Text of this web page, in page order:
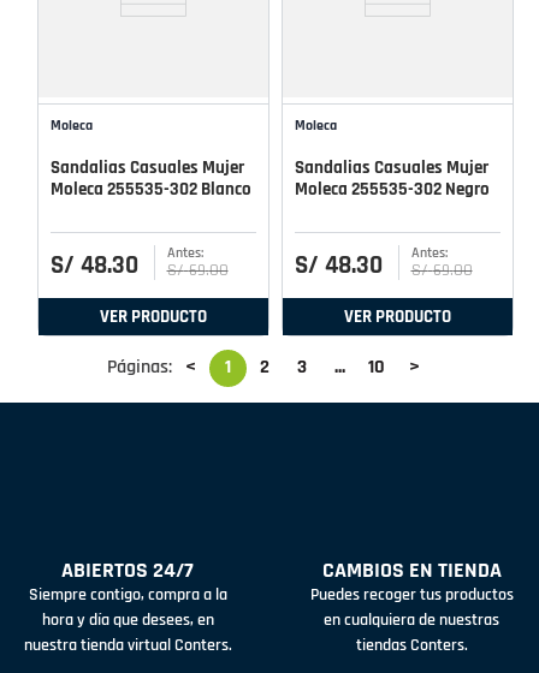
Moleca
Sandalias Casuales Mujer
Moleca 255535-302 Blanco
S/ 48.30 S/ 69.00
VER PRODUCTO
Moleca
Sandalias Casuales Mujer
Moleca 255535-302 Negro
S/ 48.30 S/ 69.00
VER PRODUCTO
Páginas: < 1 2 3 ... 10 >
ABIERTOS 24/7
Siempre contigo, compra a la
hora y día que desees, en
nuestra tienda virtual Conters.
CAMBIOS EN TIENDA
Puedes recoger tus productos
en cualquiera de nuestras
tiendas Conters.